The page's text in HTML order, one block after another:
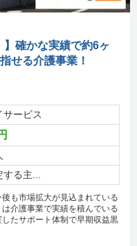
】確かな実績で約6ヶ
せる介護事業！
サービス
する主...
も市場拡大が見込まれている
介護事業で実績を積んでいる
たサポート体制で早期収益黒